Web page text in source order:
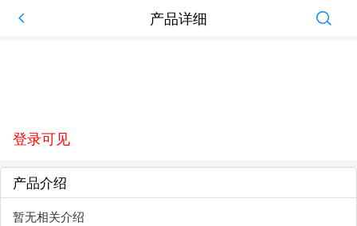
产品详细
登录可见
产品介绍
暂无相关介绍